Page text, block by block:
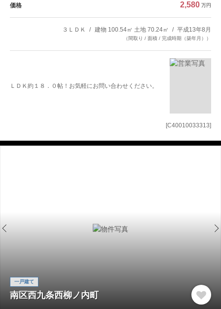
[C40010033313]
価格 2,580 万円
３ＬＤＫ 建物 100.54㎡ 土地 70.24㎡ 平成13年8月
（間取り / 面積 / 完成時期（築年月））
ＬＤＫ約１８．０帖！お気軽にお問い合わせください。
一戸建て
南区西九条西柳ノ内町